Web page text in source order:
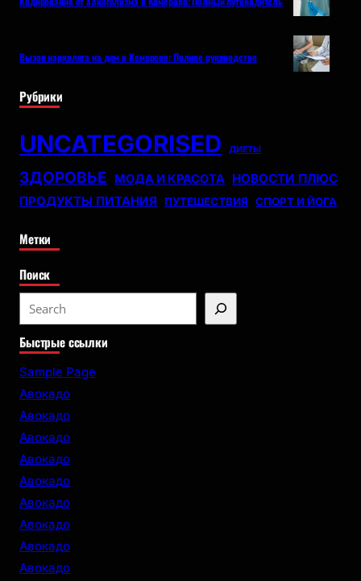
Вызов нарколога на дом в Кемерово: Полное руководство
Рубрики
UNCATEGORISED ДИЕТЫ
ЗДОРОВЬЕ МОДА И КРАСОТА НОВОСТИ ПЛЮС
ПРОДУКТЫ ПИТАНИЯ
ПУТЕШЕСТВИЯ СПОРТ И ЙОГА
Метки
Поиск
e
a
r
Быстрые ссылки
Sample Page
Авокадо
Авокадо
Авокадо
Авокадо
Авокадо
Авокадо
Авокадо
Авокадо
Авокадо